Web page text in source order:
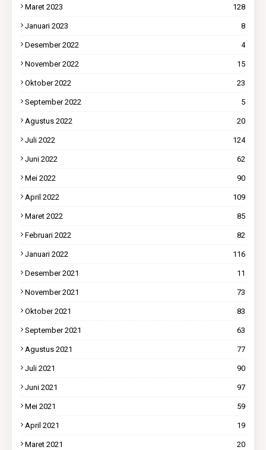
Maret 2023 128
Januari 2023 8
Desember 2022 4
November 2022 15
Oktober 2022 23
September 2022 5
Agustus 2022 20
Juli 2022 124
Juni 2022 62
Mei 2022 90
April 2022 109
Maret 2022 85
Februari 2022 82
Januari 2022 116
Desember 2021 11
November 2021 73
Oktober 2021 83
September 2021 63
Agustus 2021 77
Juli 2021 90
Juni 2021 97
Mei 2021 59
April 2021 19
Maret 2021 20